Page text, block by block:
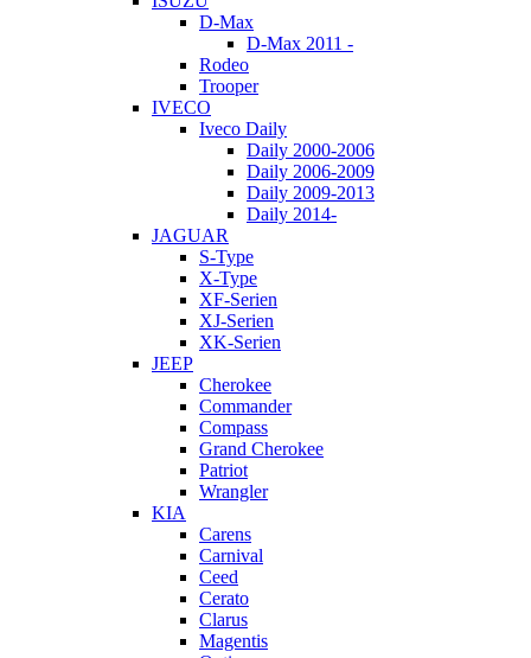
D-Max
D-Max 2011 -
Rodeo
Trooper
IVECO
Iveco Daily
Daily 2000-2006
Daily 2006-2009
Daily 2009-2013
Daily 2014-
JAGUAR
S-Type
X-Type
XF-Serien
XJ-Serien
XK-Serien
JEEP
Cherokee
Commander
Compass
Grand Cherokee
Patriot
Wrangler
KIA
Carens
Carnival
Ceed
Cerato
Clarus
Magentis